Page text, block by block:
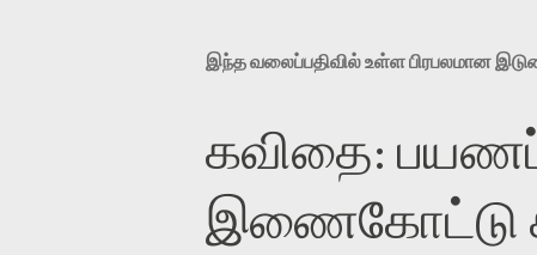
இந்த வலைப்பதிவில் உள்ள பிரபலமான
கவிதை:
இணைகோட்டு